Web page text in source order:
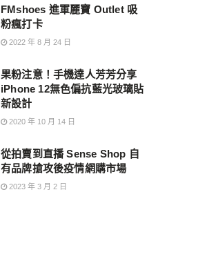
FMshoes 進軍麗寶 Outlet 吸
粉瘋打卡
2022 年 8 月 24 日
果粉注意！手機達人芳芳分享
iPhone 12無色偏抗藍光玻璃貼
新設計
2020 年 10 月 14 日
從拍賣到直播 Sense Shop 自
有品牌搶攻後疫情網購市場
2023 年 3 月 2 日